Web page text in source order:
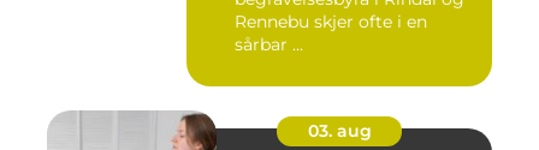
Rennebu skjer ofte i en
sårbar ...
03. aug